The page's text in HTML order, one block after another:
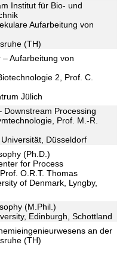
Institut für Bio- und
Aufarbeitung von
(TH)
Aufarbeitung von
2, Prof. C.
Jülich
Downstream Processing
Prof. M.-R.
Düsseldorf
(Ph.D.)
for Process
O.R.T. Thomas
of Denmark, Lyngby,
(M.Phil.)
Edinburgh, Schottland
an der
(TH)